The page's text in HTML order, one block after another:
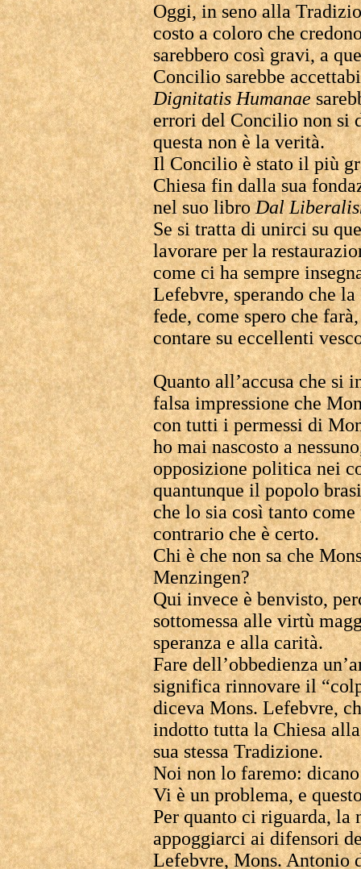
Oggi, in seno alla
costo a coloro che
sarebbero così gravi, a
Concilio sarebbe
Dignitatis Humanae
errori del Concilio non si
questa non è la verità.
Il Concilio è stato il più
Chiesa fin dalla sua
nel suo libroDal
Se si tratta di unirci su
lavorare per la
come ci ha sempre
Lefebvre, sperando che
fede, come spero che
contare su eccellenti
Quanto all’accusa che si
falsa impressione che
con tutti i permessi di
ho mai nascosto a
opposizione politica nei
quantunque il popolo
che lo sia così tanto
contrario che è certo.
Chi è che non sa che
Menzingen?
Qui invece è benvisto,
sottomessa alle virtù
speranza e alla carità.
Fare dell’obbedienza
significa rinnovare il
diceva Mons. Lefebvre,
indotto tutta la Chiesa
sua stessa Tradizione.
Noi non lo faremo:
Vi è un problema, e
Per quanto ci riguarda, la
appoggiarci ai difensori
Lefebvre, Mons. Antonio